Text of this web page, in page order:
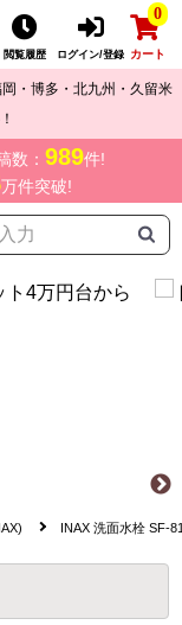
閲覧履歴 ログイン/登録
0
カート
・博多・北九州・久留米
数： 989件!
万件突破!
INAX 洗面水栓 SF-